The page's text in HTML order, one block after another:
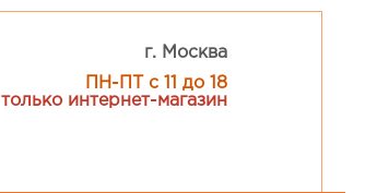
г. Москва
ПН-ПТ с 11 до 18
только интернет-магазин